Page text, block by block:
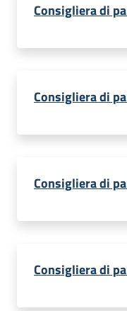
Consigliera di
Consigliera di
Consigliera di
Consigliera di